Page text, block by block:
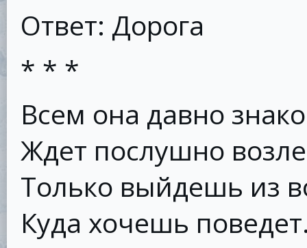
Ответ: Дорога
* * *
Всем она давно
Ждет послушно
Только выйдешь из
Куда хочешь